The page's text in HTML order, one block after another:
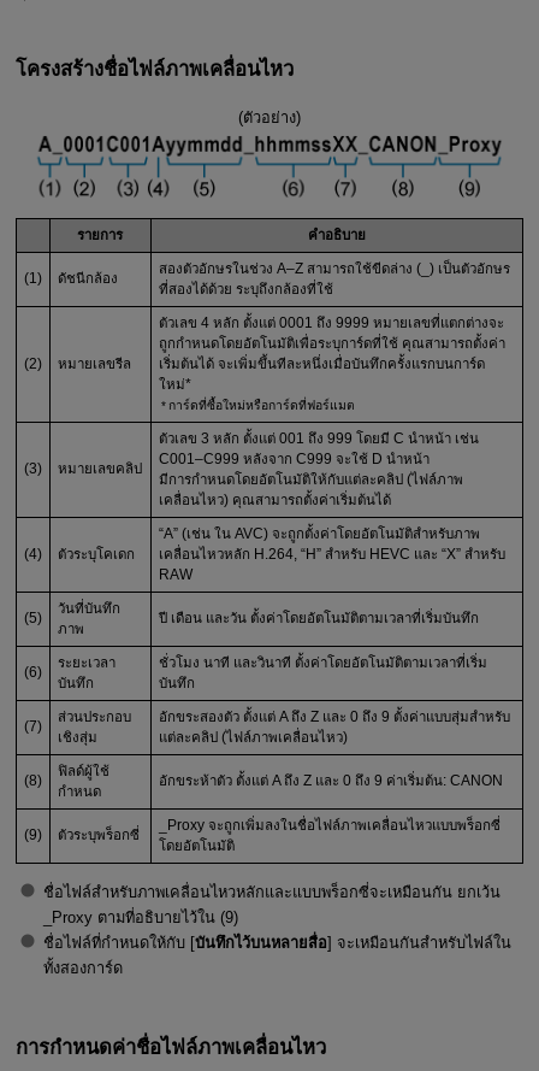
โครงสร้างชื่อไฟล์ภาพเคลื่อนไหว
(ตัวอย่าง)
รายการ คำอธิบาย
(1) ดัชนีกล้อง
สองตัวอักษรในช่วง A–Z สามารถใช้ขีดล่าง (_) เป็นตัวอักษร
ที่สองได้ด้วย ระบุถึงกล้องที่ใช้
(2) หมายเลขรีล
ตัวเลข 4 หลัก ตั้งแต่ 0001 ถึง 9999 หมายเลขที่แตกต่างจะ
ถูกกำหนดโดยอัตโนมัติเพื่อระบุการ์ดที่ใช้ คุณสามารถตั้งค่า
เริ่มต้นได้ จะเพิ่มขึ้นทีละหนึ่งเมื่อบันทึกครั้งแรกบนการ์ด
ใหม่*
การ์ดที่ซื้อใหม่หรือการ์ดที่ฟอร์แมต
(3) หมายเลขคลิป
ตัวเลข 3 หลัก ตั้งแต่ 001 ถึง 999 โดยมี C นำหน้า เช่น
C001–C999 หลังจาก C999 จะใช้ D นำหน้า
มีการกำหนดโดยอัตโนมัติให้กับแต่ละคลิป (ไฟล์ภาพ
เคลื่อนไหว) คุณสามารถตั้งค่าเริ่มต้นได้
(4) ตัวระบุโคเดก
“A” (เช่น ใน AVC) จะถูกตั้งค่าโดยอัตโนมัติสำหรับภาพ
เคลื่อนไหวหลัก H.264, “H” สำหรับ HEVC และ “X” สำหรับ
RAW
(5)
วันที่บันทึก
ภาพ
ปี เดือน และวัน ตั้งค่าโดยอัตโนมัติตามเวลาที่เริ่มบันทึก
(6)
ระยะเวลา
บันทึก
ชั่วโมง นาที และวินาที ตั้งค่าโดยอัตโนมัติตามเวลาที่เริ่ม
บันทึก
(7)
ส่วนประกอบ
เชิงสุ่ม
อักขระสองตัว ตั้งแต่ A ถึง Z และ 0 ถึง 9 ตั้งค่าแบบสุ่มสำหรับ
แต่ละคลิป (ไฟล์ภาพเคลื่อนไหว)
(8)
ฟิลด์ผู้ใช้
กำหนด
อักขระห้าตัว ตั้งแต่ A ถึง Z และ 0 ถึง 9 ค่าเริ่มต้น: CANON
(9) ตัวระบุพร็อกซี่
_Proxy จะถูกเพิ่มลงในชื่อไฟล์ภาพเคลื่อนไหวแบบพร็อกซี่
โดยอัตโนมัติ
ชื่อไฟล์สำหรับภาพเคลื่อนไหวหลักและแบบพร็อกซี่จะเหมือนกัน ยกเว้น
_Proxy ตามที่อธิบายไว้ใน (9)
ชื่อไฟล์ที่กำหนดให้กับ [บันทึกไว้บนหลายสื่อ] จะเหมือนกันสำหรับไฟล์ใน
ทั้งสองการ์ด
การกำหนดค่าชื่อไฟล์ภาพเคลื่อนไหว